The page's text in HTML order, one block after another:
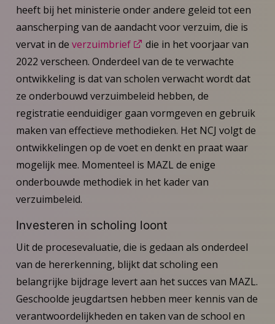
heeft bij het ministerie onder andere geleid tot een
aanscherping van de aandacht voor verzuim, die is
vervat in de verzuimbrief
die in het voorjaar van
2022 verscheen. Onderdeel van de te verwachte
ontwikkeling is dat van scholen verwacht wordt dat
ze onderbouwd verzuimbeleid hebben, de
registratie eenduidiger gaan vormgeven en gebruik
maken van effectieve methodieken. Het NCJ volgt de
ontwikkelingen op de voet en denkt en praat waar
mogelijk mee. Momenteel is MAZL de enige
onderbouwde methodiek in het kader van
verzuimbeleid.
Investeren in scholing loont
Uit de procesevaluatie, die is gedaan als onderdeel
van de hererkenning, blijkt dat scholing een
belangrijke bijdrage levert aan het succes van MAZL.
Geschoolde jeugdartsen hebben meer kennis van de
verantwoordelijkheden en taken van de school en